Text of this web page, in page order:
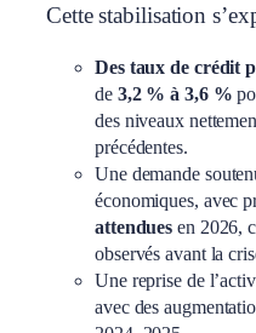
Cette stabilisation
Des taux de crédit
de 3,2 % à 3,6 %
des niveaux
précédentes.
Une demande
économiques, avec
attenduesen 2026,
observés avant la
Une reprise de
avec des